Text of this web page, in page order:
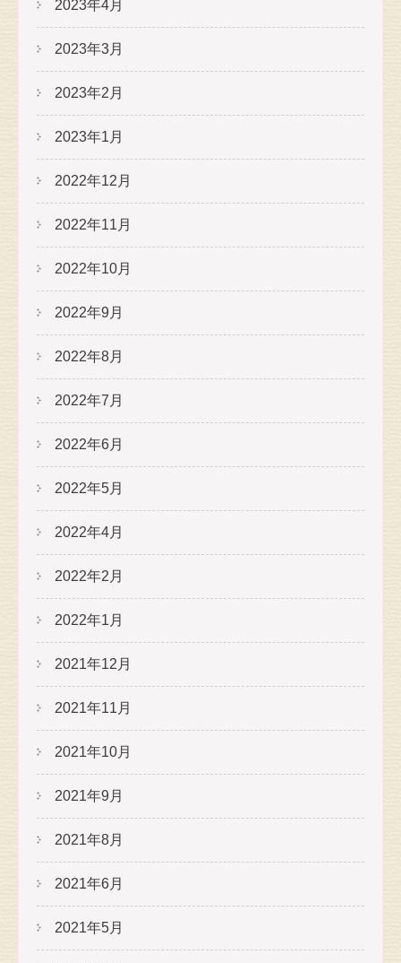
2023年4月
2023年3月
2023年2月
2023年1月
2022年12月
2022年11月
2022年10月
2022年9月
2022年8月
2022年7月
2022年6月
2022年5月
2022年4月
2022年2月
2022年1月
2021年12月
2021年11月
2021年10月
2021年9月
2021年8月
2021年6月
2021年5月